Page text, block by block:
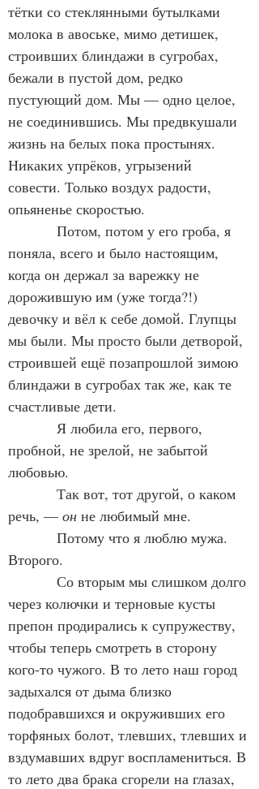
тётки со стеклянными бутылками
молока в авоське, мимо детишек,
строивших блиндажи в сугробах,
бежали в пустой дом, редко
пустующий дом. Мы — одно целое,
не соединившись. Мы предвкушали
жизнь на белых пока простынях.
Никаких упрёков, угрызений
совести. Только воздух радости,
опьяненье скоростью.
поняла, всего и было настоящим,
когда он держал за варежку не
дорожившую им (уже тогда?!)
девочку и вёл к себе домой. Глупцы
мы были. Мы просто были детворой,
строившей ещё позапрошлой зимою
блиндажи в сугробах так же, как те
счастливые дети.
пробной, не зрелой, не забытой
любовью.
речь, — он не любимый мне.
Второго.
через колючки и терновые кусты
препон продирались к супружеству,
чтобы теперь смотреть в сторону
кого-то чужого. В то лето наш город
задыхался от дыма близко
подобравшихся и окруживших его
торфяных болот, тлевших, тлевших и
вздумавших вдруг воспламениться. В
то лето два брака сгорели на глазах,